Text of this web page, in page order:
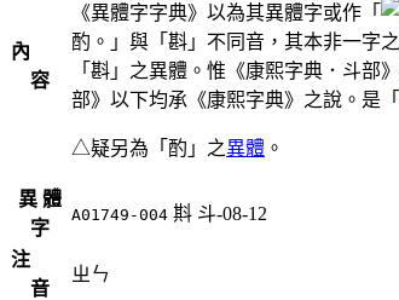
內
容
《異體字字典》以為其異體字或作「
酌。」與「斟」不同音，其本非一字
「斟」之異體。惟《康熙字典．斗部
部》以下均承《康熙字典》之說。是「
△疑另為「酌」之異體 。
異 體
字
A01749-004 㪸 斗-08-12
注
音
ㄓㄣ